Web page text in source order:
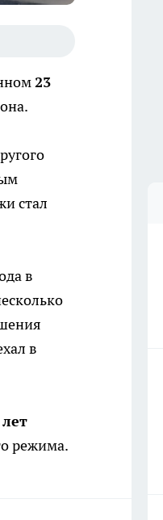
23
стал
в
в
лет
режима.